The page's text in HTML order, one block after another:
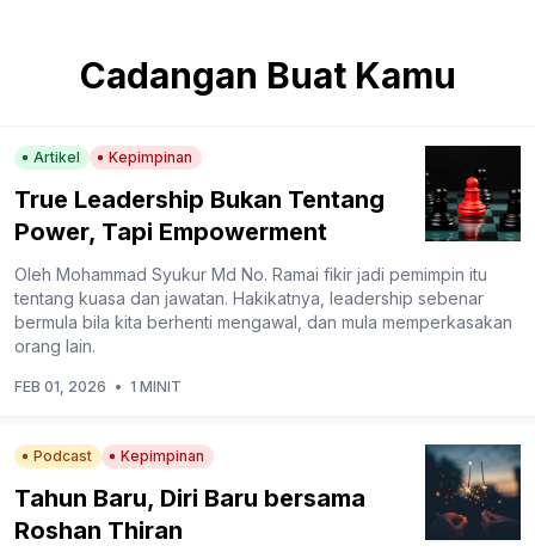
Cadangan Buat Kamu
Artikel Kepimpinan
True Leadership Bukan Tentang
Power, Tapi Empowerment
Oleh Mohammad Syukur Md No. Ramai fikir jadi pemimpin itu
tentang kuasa dan jawatan. Hakikatnya, leadership sebenar
bermula bila kita berhenti mengawal, dan mula memperkasakan
orang lain.
FEB 01, 2026 • 1 MINIT
Podcast Kepimpinan
Tahun Baru, Diri Baru bersama
Roshan Thiran